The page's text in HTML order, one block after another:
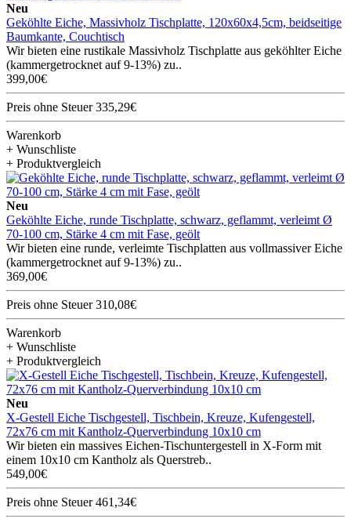
Neu
Geköhlte Eiche, Massivholz Tischplatte, 120x60x4,5cm, beidseitige
Baumkante, Couchtisch
Wir bieten eine rustikale Massivholz Tischplatte aus geköhlter Eiche
(kammergetrocknet auf 9-13%) zu..
399,00€
Preis ohne Steuer 335,29€
Warenkorb
+ Wunschliste
+ Produktvergleich
Neu
Geköhlte Eiche, runde Tischplatte, schwarz, geflammt, verleimt Ø
70-100 cm, Stärke 4 cm mit Fase, geölt
Wir bieten eine runde, verleimte Tischplatten aus vollmassiver Eiche
(kammergetrocknet auf 9-13%) zu..
369,00€
Preis ohne Steuer 310,08€
Warenkorb
+ Wunschliste
+ Produktvergleich
Neu
X-Gestell Eiche Tischgestell, Tischbein, Kreuze, Kufengestell,
72x76 cm mit Kantholz-Querverbindung 10x10 cm
Wir bieten ein massives Eichen-Tischuntergestell in X-Form mit
einem 10x10 cm Kantholz als Querstreb..
549,00€
Preis ohne Steuer 461,34€